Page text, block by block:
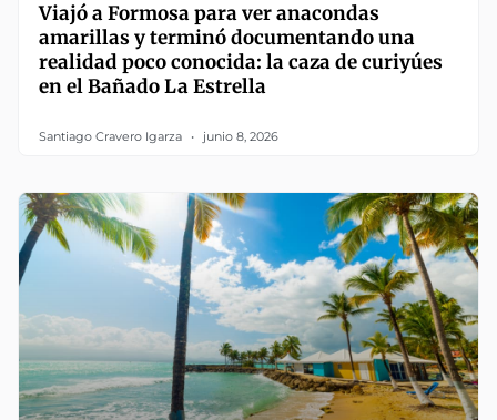
Viajó a Formosa para ver anacondas
amarillas y terminó documentando una
realidad poco conocida: la caza de curiyúes
en el Bañado La Estrella
Santiago Cravero Igarza junio 8, 2026